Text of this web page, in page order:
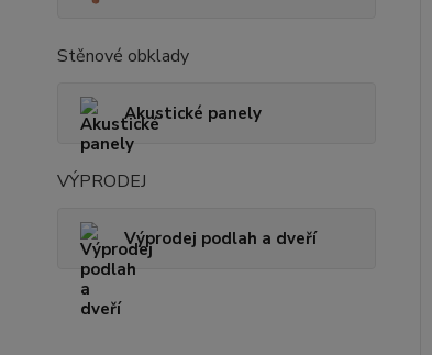
Stěnové obklady
Akustické panely
VÝPRODEJ
Výprodej podlah a dveří